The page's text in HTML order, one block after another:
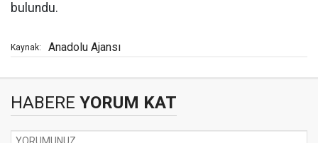
bulundu.
Kaynak: Anadolu Ajansı
HABERE YORUM KAT